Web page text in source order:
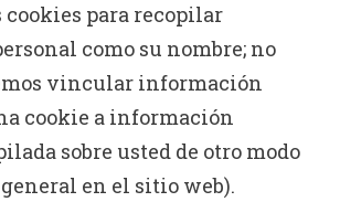
para recopilar
como su nombre; no
vincular información
cookie a información
sobre usted de otro modo
en el sitio web).